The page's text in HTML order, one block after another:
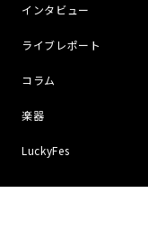
インタビュー
ライブレポート
コラム
楽器
LuckyFes